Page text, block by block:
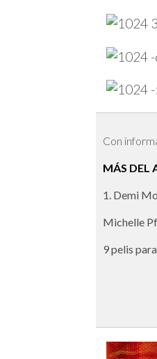
Con
MÁS DEL
1. Demi
Michelle
9 pelis